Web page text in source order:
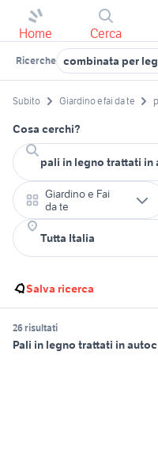
Home Cerca
Ricerche combinata per
Subito Giardino e fai da te
Cosa cerchi?
Giardino e Fai
da te
Salva ricerca
26 risultati
Pali in legno trattati in